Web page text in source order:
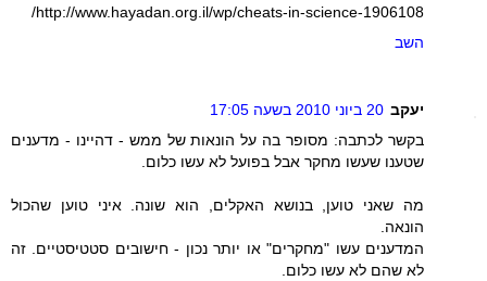
http://www.hayadan.org.il/wp/cheats-in-science-1906108/
השב
יעקב 20 ביוני 2010 בשעה 17:05
בקשר לכתבה: מסופר בה על הונאות של ממש - דהיינו - מדענים
שטענו שעשו מחקר אבל בפועל לא עשו כלום.
מה שאני טוען, בנושא האקלים, הוא שונה. איני טוען שהכול
הונאה.
המדענים עשו "מחקרים" או יותר נכון - חישובים סטטיסטיים. זה
לא שהם לא עשו כלום.